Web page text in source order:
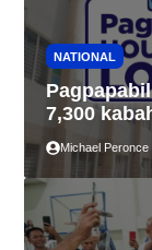
NATIONAL
7,300
4PH,
IBIG at
Michael Peronce